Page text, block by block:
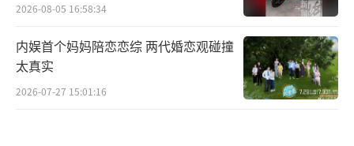
2026-08-05 16:58:34
内娱首个妈妈陪恋恋综 两代婚恋观碰撞
太真实
2026-07-27 15:01:16